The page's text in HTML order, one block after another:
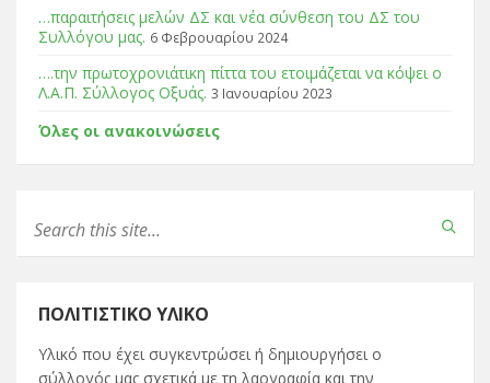
…παραιτήσεις μελών ΔΣ και νέα σύνθεση του ΔΣ του
Συλλόγου μας. 6 Φεβρουαρίου 2024
….την πρωτοχρονιάτικη πίττα του ετοιμάζεται να κόψει ο
Λ.Α.Π. Σύλλογος Οξυάς. 3 Ιανουαρίου 2023
Όλες οι ανακοινώσεις
ΠΟΛΙΤΙΣΤΙΚΌ ΥΛΙΚΌ
Υλικό που έχει συγκεντρώσει ή δημιουργήσει ο
σύλλογός μας σχετικά με τη λαογραφία και την